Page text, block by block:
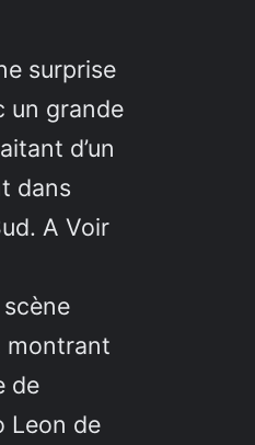
surprise
un grande
d’un
dans
A Voir
montrant
de
Leon de